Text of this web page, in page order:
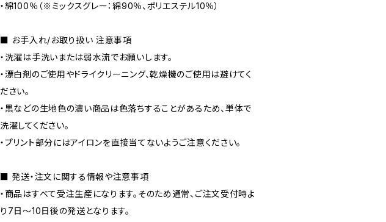
・綿100％（※ミックスグレー：綿90％、ポリエステル10％）
■ お手入れ/お取り扱い 注意事項
・洗濯は手洗いまたは弱水流でお願いします。
・漂白剤のご使用やドライクリーニング、乾燥機のご使用は避けてく
ださい。
・黒などの生地色の濃い商品は色落ちすることがあるため、単体で
洗濯してください。
・プリント部分にはアイロンを直接当てないようご注意ください。
■ 発送・注文に関する情報や注意事項
・商品はすべて受注生産になります。そのため通常、ご注文受付時よ
り7日～10日後の発送となります。